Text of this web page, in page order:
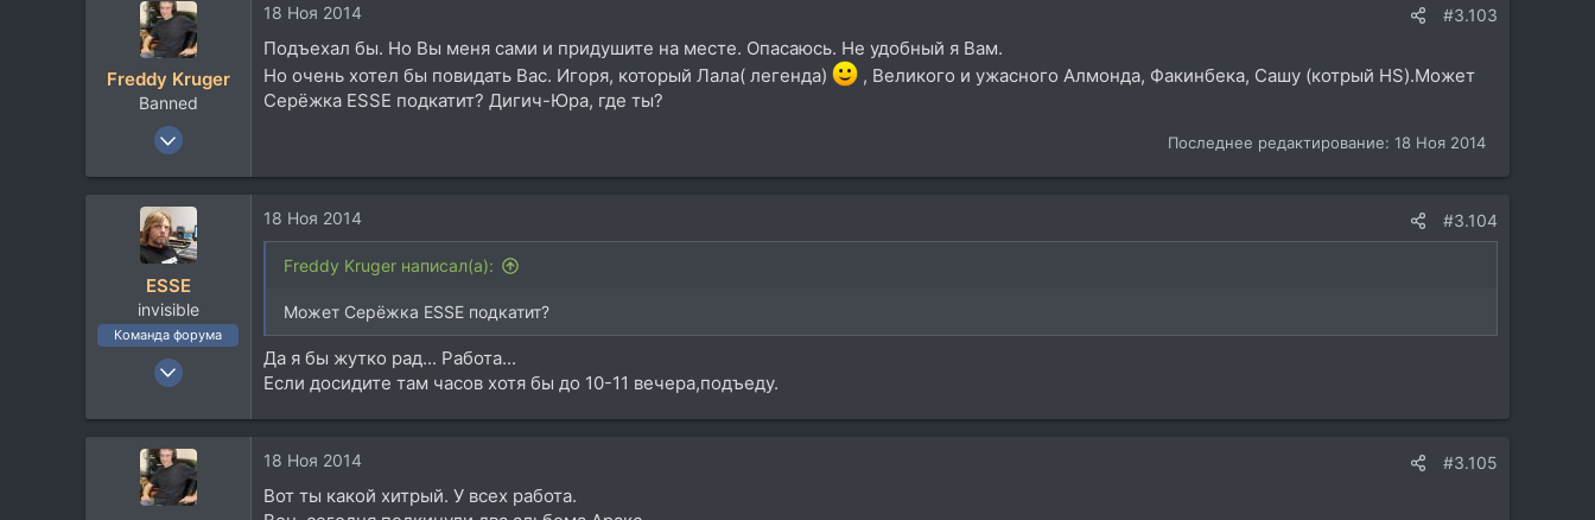
Freddy Kruger
Banned
9 Мар 2006
206
Моscow
18 Ноя 2014 #3.103
Подъехал бы. Но Вы меня сами и придушите на месте. Опасаюсь. Не удобный я Вам.
Но очень хотел бы повидать Вас. Игоря, который Лала( легенда)
, Великого и ужасного Алмонда, Факинбека, Сашу (котрый HS).Может
Серёжка ESSE подкатит? Дигич-Юра, где ты?
Последнее редактирование: 18 Ноя 2014
ESSE
invisible
Команда форума
23 Сен 2006
14.171
18 Ноя 2014 #3.104
Freddy Kruger написал(а):
Может Серёжка ESSE подкатит?
Да я бы жутко рад... Работа...
Если досидите там часов хотя бы до 10-11 вечера,подъеду.
18 Ноя 2014 #3.105
Вот ты какой хитрый. У всех работа.